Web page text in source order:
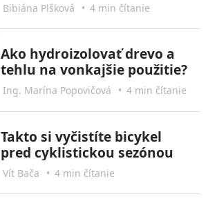
Bibiána Plšková • 4 min čítanie
Ako hydroizolovať drevo a
tehlu na vonkajšie použitie?
Ing. Marína Popovičová • 4 min čítanie
Takto si vyčistíte bicykel
pred cyklistickou sezónou
Vít Bača • 4 min čítanie